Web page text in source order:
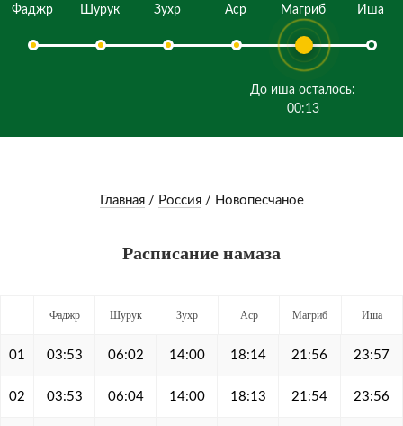
Фаджр Шурук Зухр Аср Магриб
До иша осталось:
00:13
Иша
Главная/ Россия/ Новопесчаное
Расписание намаза
Фаджр Шурук Зухр Аср Магриб Иша
01 03:53 06:02 14:00 18:14 21:56 23:57
02 03:53 06:04 14:00 18:13 21:54 23:56